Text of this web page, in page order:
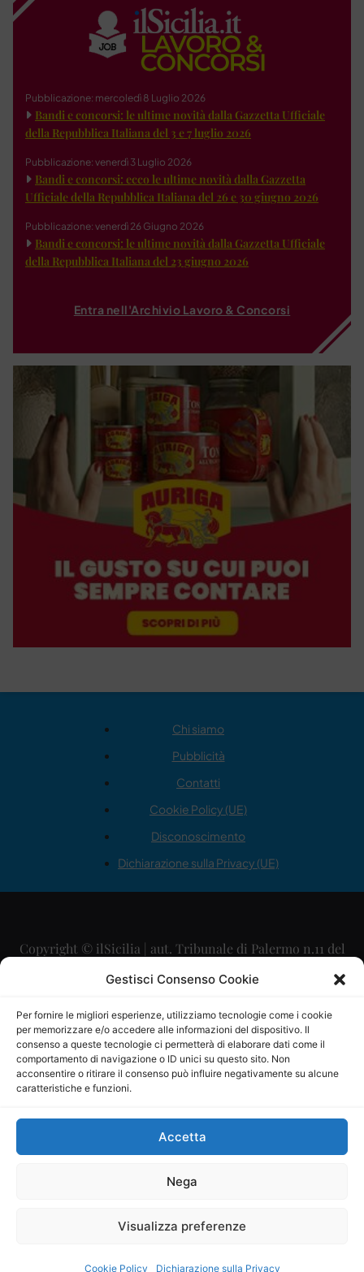
Gestisci Consenso Cookie
Per fornire le migliori esperienze, utilizziamo tecnologie come i cookie
per memorizzare e/o accedere alle informazioni del dispositivo. Il
consenso a queste tecnologie ci permetterà di elaborare dati come il
comportamento di navigazione o ID unici su questo sito. Non
acconsentire o ritirare il consenso può influire negativamente su alcune
caratteristiche e funzioni.
Accetta
Nega
Visualizza preferenze
Cookie Policy Dichiarazione sulla Privacy
Pubblicazione: mercoledì 8 Luglio 2026
Bandi e concorsi: le ultime novità dalla Gazzetta Ufficiale
della Repubblica Italiana del 3 e 7 luglio 2026
Pubblicazione: venerdì 3 Luglio 2026
Bandi e concorsi: ecco le ultime novità dalla Gazzetta
Ufficiale della Repubblica Italiana del 26 e 30 giugno 2026
Pubblicazione: venerdì 26 Giugno 2026
Bandi e concorsi: le ultime novità dalla Gazzetta Ufficiale
della Repubblica Italiana del 23 giugno 2026
Entra nell'Archivio Lavoro & Concorsi
Chi siamo
Pubblicità
Contatti
Cookie Policy (UE)
Disconoscimento
Dichiarazione sulla Privacy (UE)
Copyright © ilSicilia | aut. Tribunale di Palermo n.11 del
29/09/2015
Direttore Editoriale: Maurizio Scaglione
Direttore Responsabile: Maria Calabrese
P.IVA: 06334930820
Mercurio Comunicazione Società Cooperativa a r.l. è
iscritta al Registro degli Operatori di Comunicazione al
Sito gestito daLa Digitale srl–info@ladigitale.it